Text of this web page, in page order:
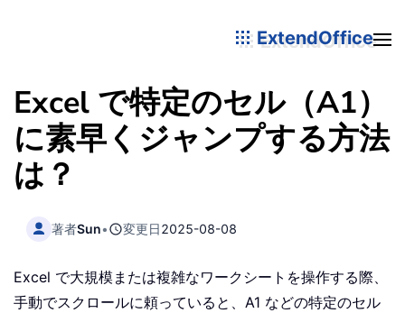
ExtendOffice
Excel で特定のセル（A1）
に素早くジャンプする方法
は？
著者Sun• 変更日2025-08-08
Excel で大規模または複雑なワークシートを操作する際、
手動でスクロールに頼っていると、A1 などの特定のセル